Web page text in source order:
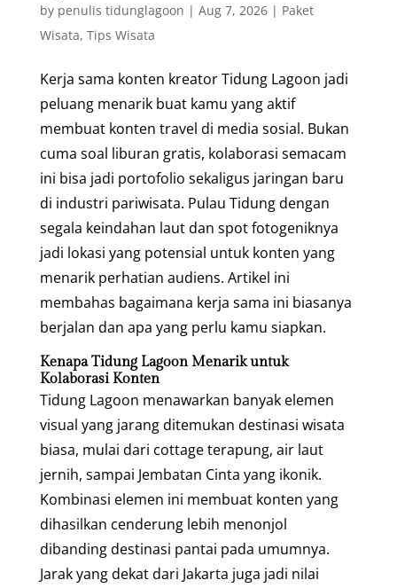
by penulis tidunglagoon | Aug 7, 2026| Paket
Wisata, Tips Wisata
Kerja sama konten kreator Tidung Lagoon jadi
peluang menarik buat kamu yang aktif
membuat konten travel di media sosial. Bukan
cuma soal liburan gratis, kolaborasi semacam
ini bisa jadi portofolio sekaligus jaringan baru
di industri pariwisata. Pulau Tidung dengan
segala keindahan laut dan spot fotogeniknya
jadi lokasi yang potensial untuk konten yang
menarik perhatian audiens. Artikel ini
membahas bagaimana kerja sama ini biasanya
berjalan dan apa yang perlu kamu siapkan.
Kenapa Tidung Lagoon Menarik untuk
Kolaborasi Konten
Tidung Lagoon menawarkan banyak elemen
visual yang jarang ditemukan destinasi wisata
biasa, mulai dari cottage terapung, air laut
jernih, sampai Jembatan Cinta yang ikonik.
Kombinasi elemen ini membuat konten yang
dihasilkan cenderung lebih menonjol
dibanding destinasi pantai pada umumnya.
Jarak yang dekat dari Jakarta juga jadi nilai